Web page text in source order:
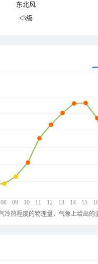
东北风
<3级
08 09 10 11 12 13 14 15
冷热程度的物理量，气象上给出